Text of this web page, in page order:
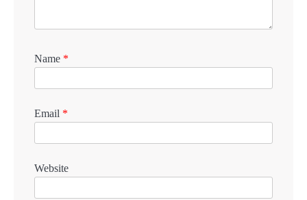
Name *
Email *
Website